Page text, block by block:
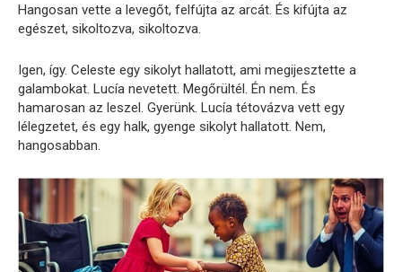
Hangosan vette a levegőt, felfújta az arcát. És kifújta az
egészet, sikoltozva, sikoltozva.
Igen, így. Celeste egy sikolyt hallatott, ami megijesztette a
galambokat. Lucía nevetett. Megőrültél. Én nem. És
hamarosan az leszel. Gyerünk. Lucía tétovázva vett egy
lélegzetet, és egy halk, gyenge sikolyt hallatott. Nem,
hangosabban.